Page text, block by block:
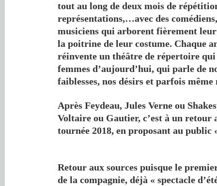
tout au long de deux mois de
représentations,…avec des
musiciens qui arborent fièrement
la poitrine de leur costume. Chaque
réinvente un théâtre de répertoire qui
femmes d’aujourd’hui, qui parle de
faiblesses, nos désirs et parfois même
Après Feydeau, Jules Verne ou
Voltaire ou Gautier, c’est à un retour
tournée 2018, en proposant au public
Retour aux sources puisque le
de la compagnie, déjà « spectacle